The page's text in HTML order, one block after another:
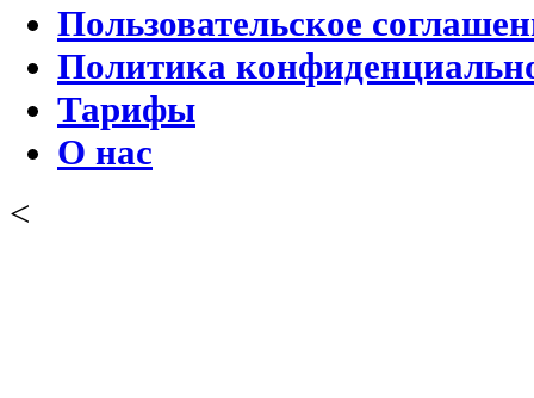
Пользовательское
Политика
Тарифы
О нас
<